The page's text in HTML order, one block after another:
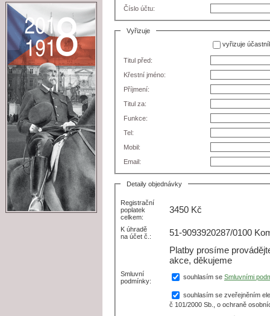
Číslo účtu:
Vyřizuje
vyřizuje
Titul před:
Křestní jméno:
Příjmení:
Titul za:
Funkce:
Tel:
Mobil:
Email:
Detaily objednávky
Registrační
poplatek
celkem:
3450Kč
K úhradě
na účet č.:
51-9093920287/0100
Platby prosíme
akce, děkujeme
Smluvní
podmínky:
souhlasím se Smluvními
souhlasím se zveřejněním
č 101/2000 Sb., o ochraně